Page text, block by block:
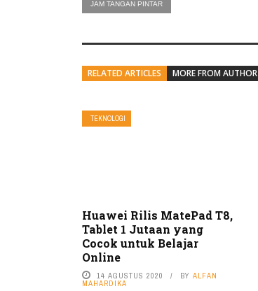
JAM TANGAN PINTAR
RELATED ARTICLES MORE FROM AUTHOR
TEKNOLOGI
Huawei Rilis MatePad T8,
Tablet 1 Jutaan yang
Cocok untuk Belajar
Online
14 AGUSTUS 2020 BY ALFAN
MAHARDIKA